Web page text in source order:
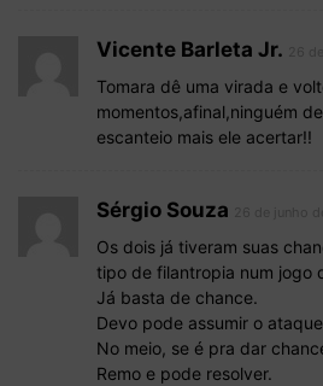
Vicente Barleta Jr.
Tomara dê uma virada e
momentos,afinal,ninguém
escanteio mais ele acertar!!
Sérgio Souza
Os dois já tiveram suas
tipo de filantropia num jogo
Já basta de chance.
Devo pode assumir o
No meio, se é pra dar
Remo e pode resolver.